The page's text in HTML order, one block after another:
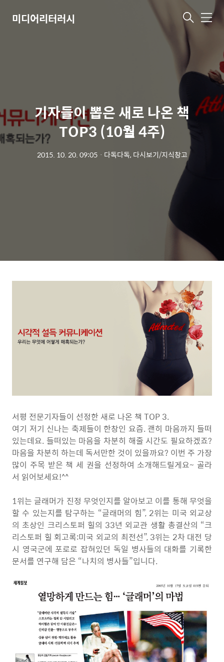
미디어리터러시 메
뉴
기자들이 뽑은 새로 나온 책
TOP3 (10월 4주)
2015. 10. 20. 09:05ㆍ 다독다독, 다시보기/지식창고
서평 전문기자들이 선정한 새로 나온 책 TOP 3.
여기 저기 신나는 축제들이 한창인 요즘. 괜히 마음까지 들떠
있는데요. 들떠있는 마음을 차분히 해줄 시간도 필요하겠죠?
마음을 차분히 하는데 독서만한 것이 있을까요? 이번 주 가장
많이 주목 받은 책 세 권을 선정하여 소개해드릴게요~ 골라
서 읽어보세요!^^
1위는 글래머가 진정 무엇인지를 알아보고 이를 통해 무엇을
할 수 있는지를 탐구하는 “글래머의 힘”, 2위는 미국 외교상
의 초상인 크리스토퍼 힐의 33년 외교관 생활 총결산의 “크
리스토퍼 힐 회고록:미국 외교의 최전선”, 3위는 2차 대전 당
시 영국군에 포로로 잡혀있던 독일 병사들의 대화를 기록한
문서를 연구해 담은 “나치의 병사들”입니다.